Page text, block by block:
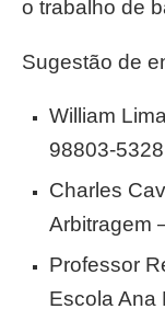
o trabalho de
Sugestão de
William
98803-5328
Charles
Arbitragem
Professor
Escola Ana